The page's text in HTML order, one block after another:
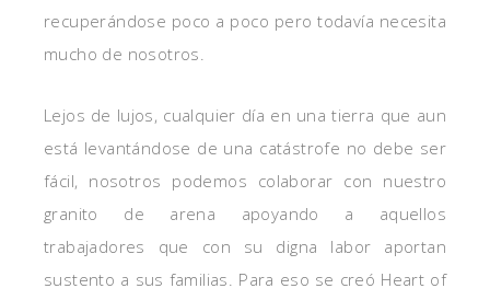
recuperándose poco a poco pero todavía necesita
mucho de nosotros.
Lejos de lujos, cualquier día en una tierra que aun
está levantándose de una catástrofe no debe ser
fácil, nosotros podemos colaborar con nuestro
granito de arena apoyando a aquellos
trabajadores que con su digna labor aportan
sustento a sus familias. Para eso se creó Heart of